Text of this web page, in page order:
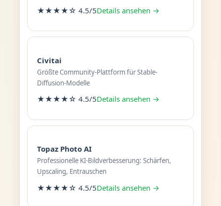
★★★★☆ 4.5/5Details ansehen →
Civitai
Größte Community-Plattform für Stable-
Diffusion-Modelle
★★★★☆ 4.5/5Details ansehen →
Topaz Photo AI
Professionelle KI-Bildverbesserung: Schärfen,
Upscaling, Entrauschen
★★★★☆ 4.5/5Details ansehen →